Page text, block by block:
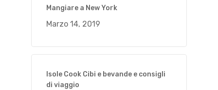
Mangiare a New York
Marzo 14, 2019
Isole Cook Cibi e bevande e consigli
di viaggio